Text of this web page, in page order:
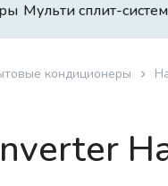
Мульти сплит-
сплит-
кондиционеры